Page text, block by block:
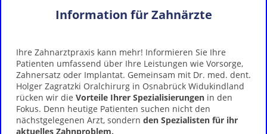
Information für Zahnärzte
Ihre Zahnarztpraxis kann mehr! Informieren Sie Ihre
Patienten umfassend über Ihre Leistungen wie Vorsorge,
Zahnersatz oder Implantat. Gemeinsam mit Dr. med. dent.
Holger Zagratzki Oralchirurg in Osnabrück Widukindland
rücken wir die Vorteile Ihrer Spezialisierungen in den
Fokus. Denn heutige Patienten suchen nicht den
nächstgelegenen Arzt, sondern den Spezialisten für ihr
aktuelles Zahnproblem.